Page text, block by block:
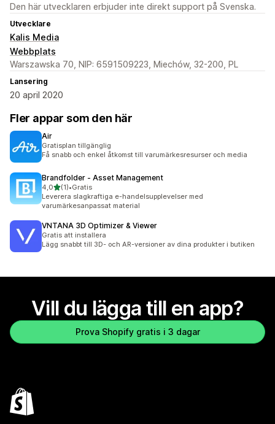
Den här utvecklaren erbjuder inte direkt support på Svenska.
Utvecklare
Kalis Media
Webbplats
Warszawska 70, NIP: 6591509223, Miechów, 32-200, PL
Lansering
20 april 2020
Fler appar som den här
Air
Gratisplan tillgänglig
Få snabb och enkel åtkomst till varumärkesresurser och media
Brandfolder ‑ Asset Management
4,0av 5 stjärnor
(1)
1 recensioner totalt
•Gratis
Leverera slagkraftiga e-handelsupplevelser med
varumärkesanpassat material
VNTANA 3D Optimizer & Viewer
Gratis att installera
Lägg snabbt till 3D- och AR-versioner av dina produkter i butiken
Vill du lägga till en app?
Prova Shopify gratis i 3 dagar